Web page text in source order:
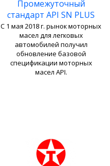
Промежуточный
стандарт API SN PLUS
С 1 мая 2018 г. рынок моторных
масел для легковых
автомобилей получил
обновление базовой
спецификации моторных
масел API.